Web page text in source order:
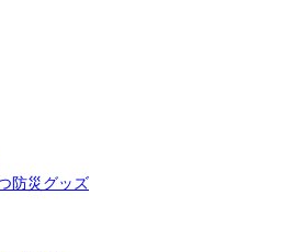
防災グッズ